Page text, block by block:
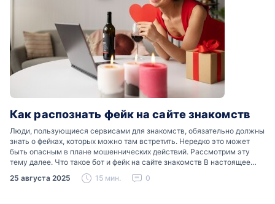
Как распознать фейк на сайте знакомств
Люди, пользующиеся сервисами для знакомств, обязательно должны
знать о фейках, которых можно там встретить. Нередко это может
быть опасным в плане мошеннических действий. Рассмотрим эту
тему далее. Что такое бот и фейк на сайте знакомств В настоящее
время можно встретить свою…
25 августа 2025 15 мин. 0